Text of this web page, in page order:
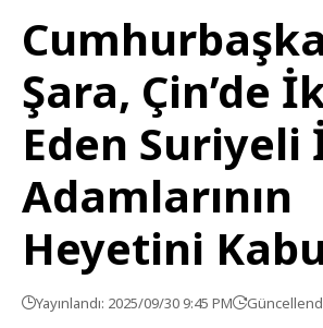
Şara, Çin’de
Eden Suriyeli
Adamlarının
Heyetini
Yayınlandı: 2025/09/30 9:45 PM